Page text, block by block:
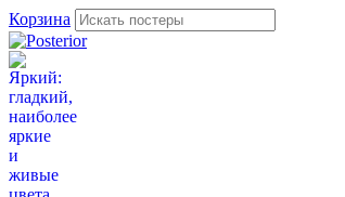
Корзина